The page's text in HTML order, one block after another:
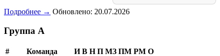
Подробнее → Обновлено: 20.07.2026
Группа A
# Команда И В Н П МЗ ПМ РМ О